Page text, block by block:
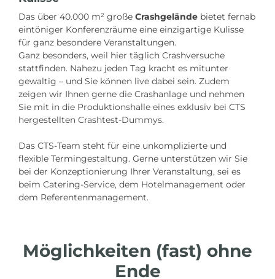
Das über 40.000 m² große Crashgelände bietet fernab
eintöniger Konferenzräume eine einzigartige Kulisse
für ganz besondere Veranstaltungen.
Ganz besonders, weil hier täglich Crashversuche
stattfinden. Nahezu jeden Tag kracht es mitunter
gewaltig – und Sie können live dabei sein. Zudem
zeigen wir Ihnen gerne die Crashanlage und nehmen
Sie mit in die Produktionshalle eines exklusiv bei CTS
hergestellten Crashtest-Dummys.
Das CTS-Team steht für eine unkomplizierte und
flexible Termingestaltung. Gerne unterstützen wir Sie
bei der Konzeptionierung Ihrer Veranstaltung, sei es
beim Catering-Service, dem Hotelmanagement oder
dem Referentenmanagement.
Möglichkeiten (fast) ohne
Ende